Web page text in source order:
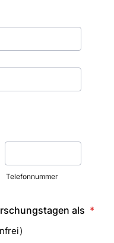
Telefonnummer
als *